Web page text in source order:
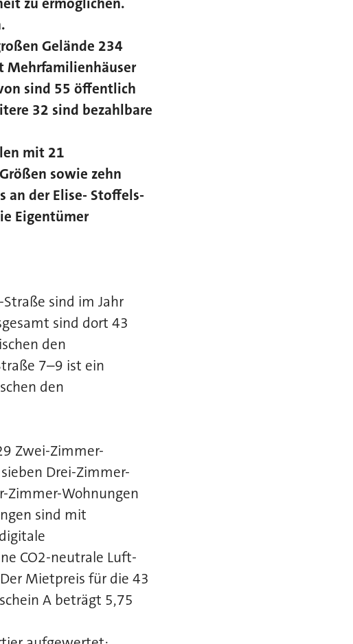
Gelände 234
Mehrfamilienhäuser
sind 55 öffentlich
32 sind bezahlbare
mit 21
sowie zehn
an der Elise- Stoffels-
Eigentümer
sind im Jahr
sind dort 43
den
7–9 ist ein
den
Zwei-Zimmer-
Drei-Zimmer-
Zimmer-Wohnungen
sind mit
CO2-neutrale Luft-
Mietpreis für die 43
A beträgt 5,75